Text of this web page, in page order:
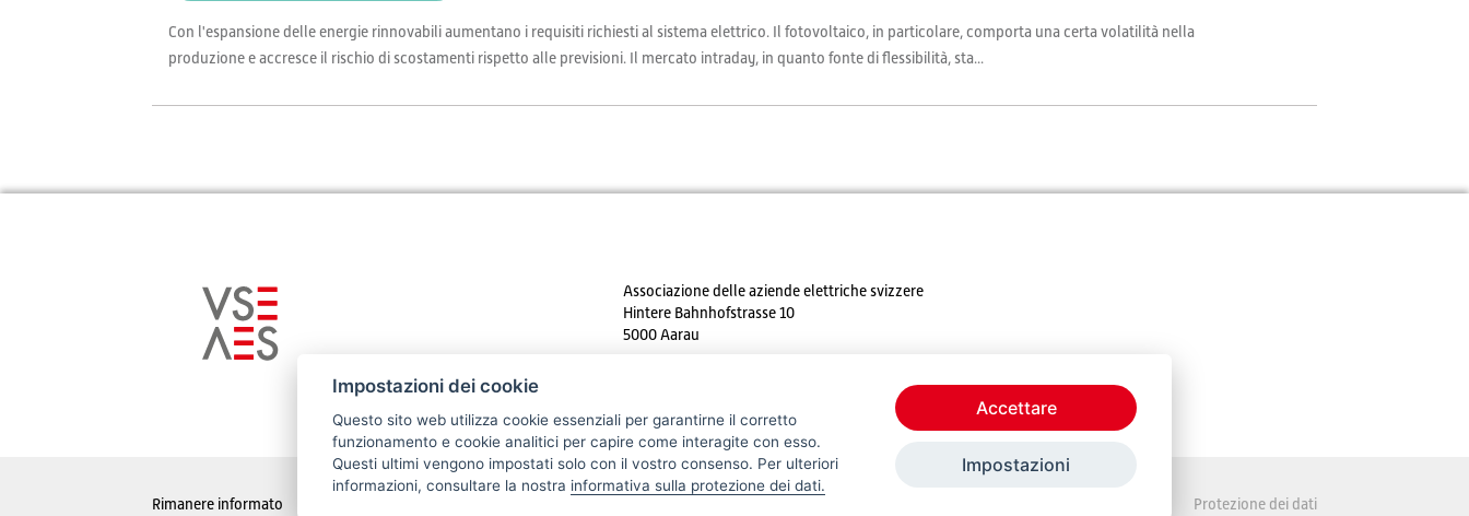
Con l'espansione delle energie rinnovabili aumentano i requisiti richiesti al sistema elettrico. Il fotovoltaico, in particolare, comporta una certa volatilità nella
produzione e accresce il rischio di scostamenti rispetto alle previsioni. Il mercato intraday, in quanto fonte di flessibilità, sta...
Associazione delle aziende elettriche svizzere
Hintere Bahnhofstrasse 10
5000 Aarau
Rimanere informato Protezione dei dati
Impostazioni dei cookie
Questo sito web utilizza cookie essenziali per garantirne il corretto
funzionamento e cookie analitici per capire come interagite con esso.
Questi ultimi vengono impostati solo con il vostro consenso. Per ulteriori
informazioni, consultare la nostra informativa sulla protezione dei dati.
Accettare
Impostazioni